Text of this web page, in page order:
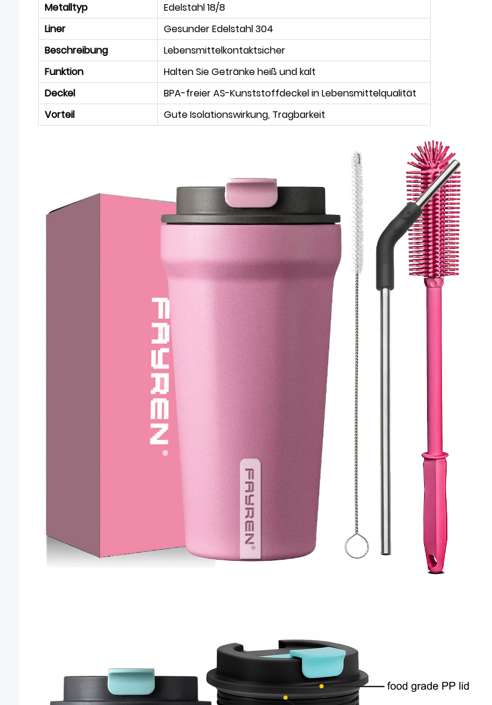
Metalltyp
Edelstahl 18/8
Liner
Gesunder Edelstahl 304
Beschreibung
Lebensmittelkontaktsicher
Funktion
Halten Sie Getränke heiß und kalt
Deckel
BPA-freier AS-Kunststoffdeckel in Lebensmittelqualität
Vorteil
Gute Isolationswirkung, Tragbarkeit